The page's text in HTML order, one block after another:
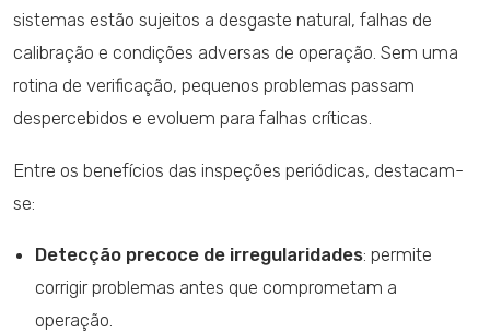
sistemas estão sujeitos a desgaste natural, falhas de
calibração e condições adversas de operação. Sem uma
rotina de verificação, pequenos problemas passam
despercebidos e evoluem para falhas críticas.
Entre os benefícios das inspeções periódicas, destacam-
se:
Detecção precoce de irregularidades: permite
corrigir problemas antes que comprometam a
operação.